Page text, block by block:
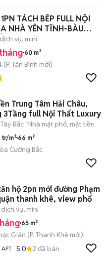
TÁCH BẾP FULL NỘI
NHÀ YÊN TĨNH-BÀU
vụ, mini
60 m²
(P. Tân Bình mới)
Trung Tâm Hải Châu,
3Tầng full Nội Thất Luxury
Bắc Nhà mặt phố, mặt tiền
tr/m² 66 m²
Cường Bắc
hộ 2pn mới đường Phạm
thanh khê, view phố
vụ, mini
65 m²
Gián (P. Thanh Khê mới)
5.0 2 đã bán